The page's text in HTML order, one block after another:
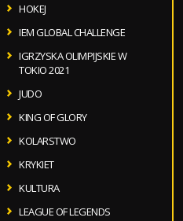
HOKEJ
IEM GLOBAL CHALLENGE
IGRZYSKA OLIMPIJSKIE W
TOKIO 2021
JUDO
KING OF GLORY
KOLARSTWO
KRYKIET
KULTURA
LEAGUE OF LEGENDS